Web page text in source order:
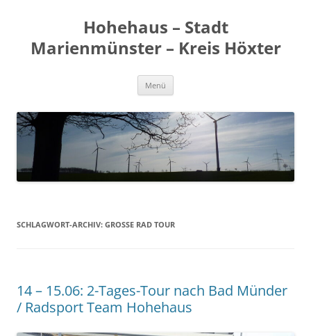
Hohehaus – Stadt
Marienmünster – Kreis Höxter
Menü
SCHLAGWORT-ARCHIV: GROSSE RAD TOUR
14 – 15.06: 2-Tages-Tour nach Bad Münder
/ Radsport Team Hohehaus